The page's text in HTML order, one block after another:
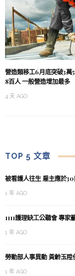
營造類移工6月底突破3萬
8百人 一般營造增加最多
4 天 AGO
TOP 5 文章
被看護人往生 雇主應於
1 年 AGO
1111護理缺工公聽會 專
1 年 AGO
勞動部人事異動 黃齡玉
1 年 AGO